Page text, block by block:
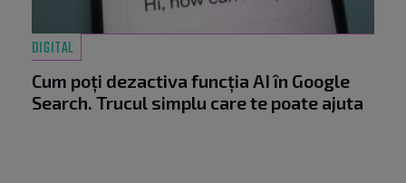
DIGITAL
Cum poți dezactiva funcția AI în Google
Search. Trucul simplu care te poate ajuta